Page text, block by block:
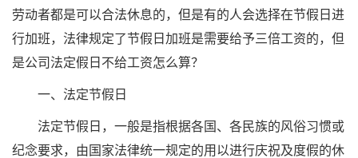
劳动者都是可以合法休息的，但是有的人会选择在节假日进
行加班，法律规定了节假日加班是需要给予三倍工资的，但
是公司法定假日不给工资怎么算？
一、法定节假日
法定节假日，一般是指根据各国、各民族的风俗习惯或
纪念要求，由国家法律统一规定的用以进行庆祝及度假的休